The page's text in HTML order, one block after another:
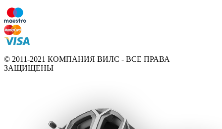
© 2011-2021 КОМПАНИЯ ВИЛС - ВСЕ ПРАВА
ЗАЩИЩЕНЫ